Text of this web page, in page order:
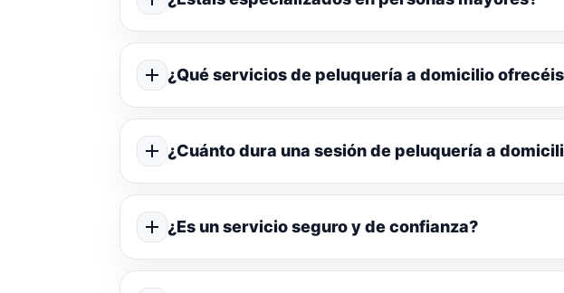
¿Qué servicios de peluquería a domicilio
¿Cuánto dura una sesión de peluquería a
¿Es un servicio seguro y de confianza?